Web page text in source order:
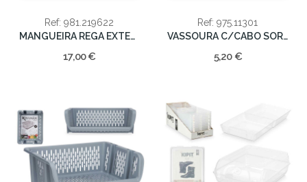
Ref: 981.219622
MANGUEIRA REGA EXTENSIVEL 10-30MT
17,00 €
Ref: 975.11301
VASSOURA C/CABO SORT
5,20 €